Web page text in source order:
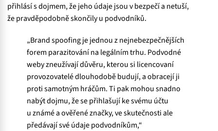
přihlásí s dojmem, že jeho údaje jsou v bezpečí a netuší,
že pravděpodobně skončily u podvodníků.
„Brand spoofing je jednou z nejnebezpečnějších
forem parazitování na legálním trhu. Podvodné
weby zneužívají důvěru, kterou si licencovaní
provozovatelé dlouhodobě budují, a obracejí ji
proti samotným hráčům. Ti pak mohou snadno
nabýt dojmu, že se přihlašují ke svému účtu
u známé a ověřené značky, ve skutečnosti ale
předávají své údaje podvodníkům,“